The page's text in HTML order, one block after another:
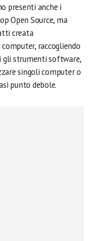
presenti anche i
Open Source, ma
creata
raccogliendo
gli strumenti software,
singoli computer o
punto debole.